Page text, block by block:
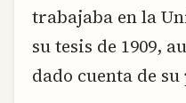
trabajaba en la
su tesis de 1909,
dado cuenta de